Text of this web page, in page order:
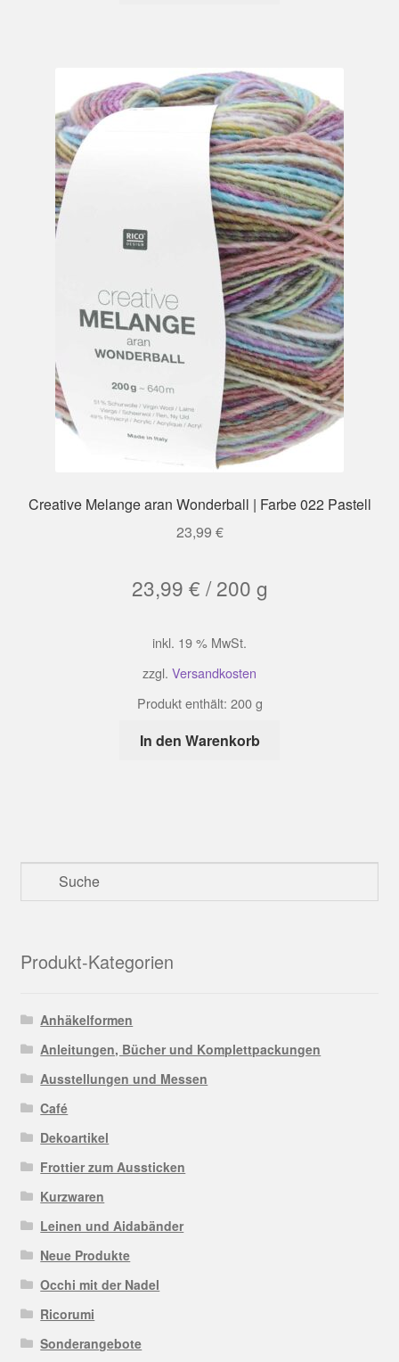
Creative Melange aran Wonderball | Farbe 022 Pastell
23,99 €
23,99 € /200 g
inkl. 19 % MwSt.
zzgl. Versandkosten
Produkt enthält: 200g
In den Warenkorb
Produkt-Kategorien
Anhäkelformen
Anleitungen, Bücher und Komplettpackungen
Ausstellungen und Messen
Café
Dekoartikel
Frottier zum Aussticken
Kurzwaren
Leinen und Aidabänder
Neue Produkte
Occhi mit der Nadel
Ricorumi
Sonderangebote